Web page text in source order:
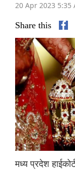
20 Apr 2023 5:35
Share this
मध्य प्रदेश